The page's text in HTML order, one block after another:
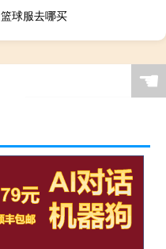
篮球服去哪买
怎么才能晋级世界杯
原神怎么绑定新浪邮箱 ☚